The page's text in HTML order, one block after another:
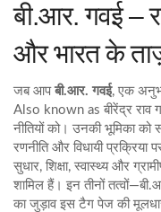
बी.आर. गवई –
और भारत के
जब आप बी.आर. गवई, एक
Also known as बीरेंद्र राव
नीतियों को। उनकी भूमिका को
रणनीति और विधायी प्रक्रिया
सुधार, शिक्षा, स्वास्थ्य और
शामिल हैं। इन तीनों
का जुड़ाव इस टैग पेज की